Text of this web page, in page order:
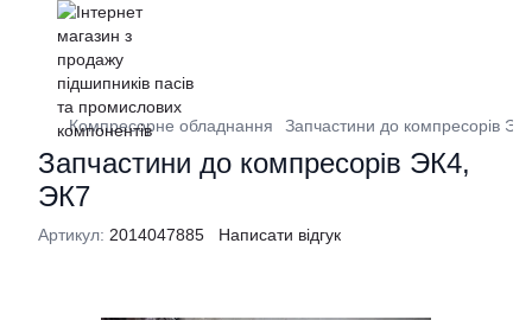
Компресорне обладнання Запчастини до компресорів
Запчастини до компресорів ЭК4,
ЭК7
Артикул: 2014047885 Написати відгук